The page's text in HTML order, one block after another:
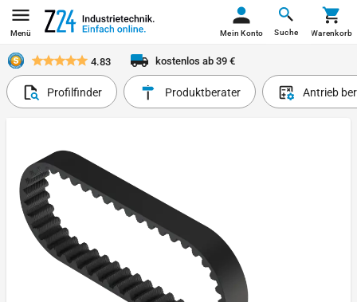
Menü Suche
Mein Konto Warenkorb
4.83 kostenlos ab 39 €
Profilfinder Produktberater Antrieb